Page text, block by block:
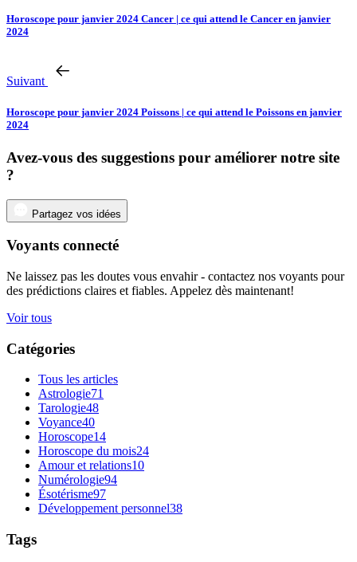
Horoscope pour janvier 2024 Cancer | ce qui attend le Cancer en janvier
2024
Suivant
Horoscope pour janvier 2024 Poissons | ce qui attend le Poissons en janvier
2024
Avez-vous des suggestions pour améliorer notre site
?
Partagez vos idées
Voyants connecté
Ne laissez pas les doutes vous envahir - contactez nos voyants pour
des prédictions claires et fiables. Appelez dès maintenant!
Voir tous
Catégories
Tous les articles
Astrologie71
Tarologie48
Voyance40
Horoscope14
Horoscope du mois24
Amour et relations10
Numérologie94
Ésotérisme97
Développement personnel38
Tags